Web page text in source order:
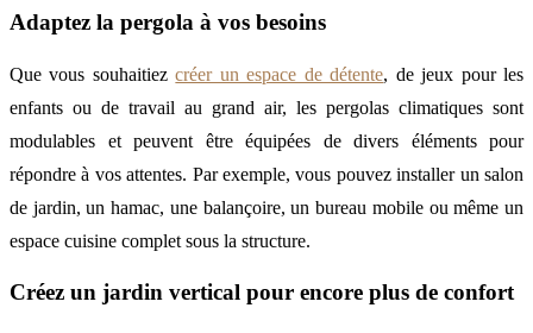
Adaptez la pergola à vos besoins
Que vous souhaitiezcréer un espace de détente, de jeux pour les
enfants ou de travail au grand air, les pergolas climatiques sont
modulables et peuvent être équipées de divers éléments pour
répondre à vos attentes. Par exemple, vous pouvez installer un salon
de jardin, un hamac, une balançoire, un bureau mobile ou même un
espace cuisine complet sous la structure.
Créez un jardin vertical pour encore plus de confort